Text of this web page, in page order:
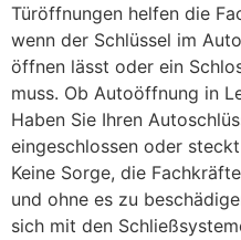
Türöffnungen helfen die
wenn der Schlüssel im
öffnen lässt oder ein
muss. Ob Autoöffnung in
Haben Sie Ihren
eingeschlossen oder
Keine Sorge, die
und ohne es zu
sich mit den